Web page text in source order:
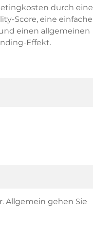
durch
Score, eine einfache
einen allgemeinen
Effekt.
Allgemein gehen Sie